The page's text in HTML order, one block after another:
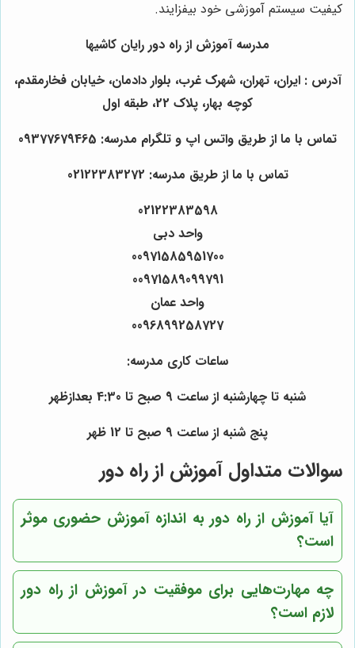
کیفیت سیستم آموزشی خود بیفزایند.
مدرسه آموزش از راه دور رایان کاشیها
آدرس : ایران، تهران، شهرک غرب، بلوار دادمان، خیابان فخارمقدم،
کوچه بهار، پلاک 22، طبقه اول
تماس با ما از طریق واتس اپ و تلگرام مدرسه: 09377679465
تماس با ما از طریق مدرسه: 02122383272
02122383598
واحد دبی
00971585951700
00971589099791
واحد عمان
0096899258727
ساعات کاری مدرسه:
شنبه تا چهارشنبه از ساعت 9 صبح تا 4:30 بعدازظهر
پنج شنبه از ساعت 9 صبح تا 12 ظهر
سوالات متداول آموزش از راه دور
آیا آموزش از راه دور به اندازه آموزش حضوری موثر
است؟
چه مهارت‌هایی برای موفقیت در آموزش از راه دور
لازم است؟